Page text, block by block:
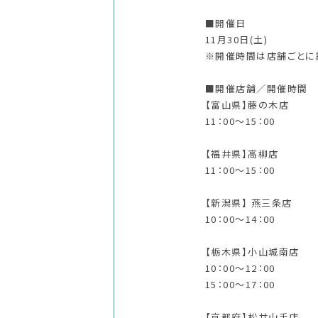
■開催日
11月30日(土)
※開催時間は店舗ごとに
■開催店舗／開催時間
【富山県】藤の木店
11：00～15：00
【福井県】高柳店
11：00～15：00
【新潟県】 燕三条店
10：00～14：00
【栃木県】小山城南店
10：00～12：00
15：00～17：00